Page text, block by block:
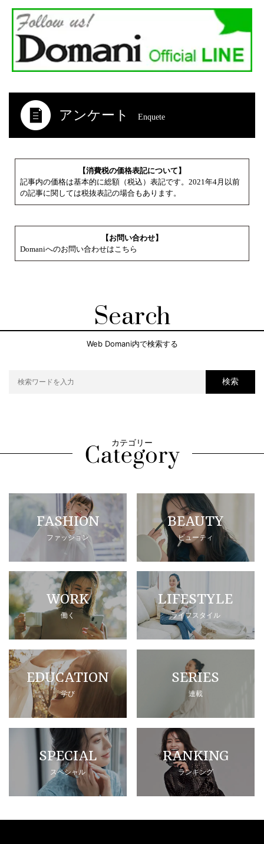
アンケート Enquete
【消費税の価格表記について】
記事内の価格は基本的に総額（税込）表記です。2021年4月以前
の記事に関しては税抜表記の場合もあります。
【お問い合わせ】
Domaniへのお問い合わせはこちら
Search
Web Domani内で検索する
検索
カテゴリー
FASHION
ファッション
BEAUTY
ビューティ
WORK
働く
LIFESTYLE
ライフスタイル
EDUCATION
学び
SERIES
連載
SPECIAL
スペシャル
RANKING
ランキング